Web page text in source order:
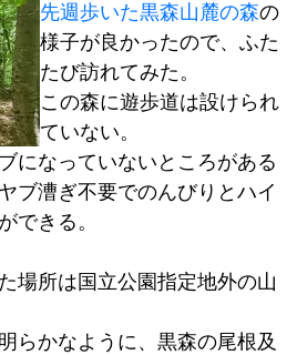
先週歩いた黒森山麓の森の
様子が良かったので、ふた
たび訪れてみた。
この森に遊歩道は設けられ
ていない。
になっていないところがある
ブ漕ぎ不要でのんびりとハイ
できる。
場所は国立公園指定地外の山
らかなように、黒森の尾根及